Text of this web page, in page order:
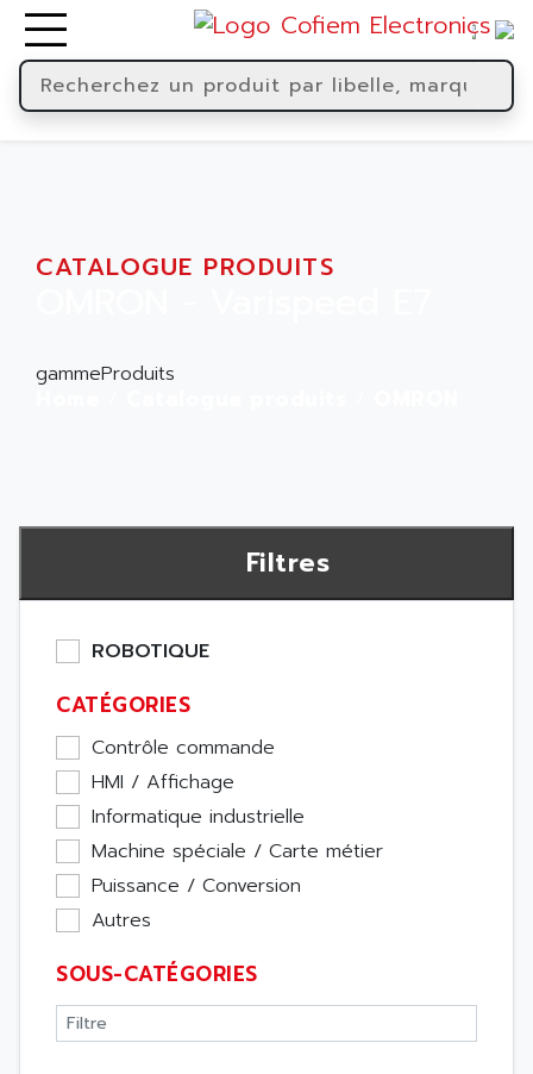
CATALOGUE PRODUITS
gammeProduits
Filtres
ROBOTIQUE
CATÉGORIES
Contrôle commande
HMI / Affichage
Informatique industrielle
Machine spéciale / Carte métier
Puissance / Conversion
Autres
SOUS-CATÉGORIES